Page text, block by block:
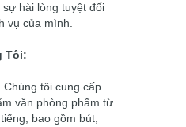
hài lòng tuyệt đối
vụ của mình.
Tôi:
Chúng tôi cung cấp
văn phòng phẩm từ
bao gồm bút,